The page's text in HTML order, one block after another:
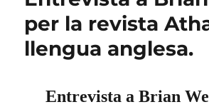
per la revista
llengua anglesa.
Entrevista a Brian